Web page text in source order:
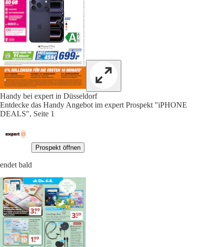
Handy bei expert in Düsseldorf
Entdecke das Handy Angebot im expert Prospekt "iPHONE
DEALS", Seite 1
Prospekt öffnen
endet bald